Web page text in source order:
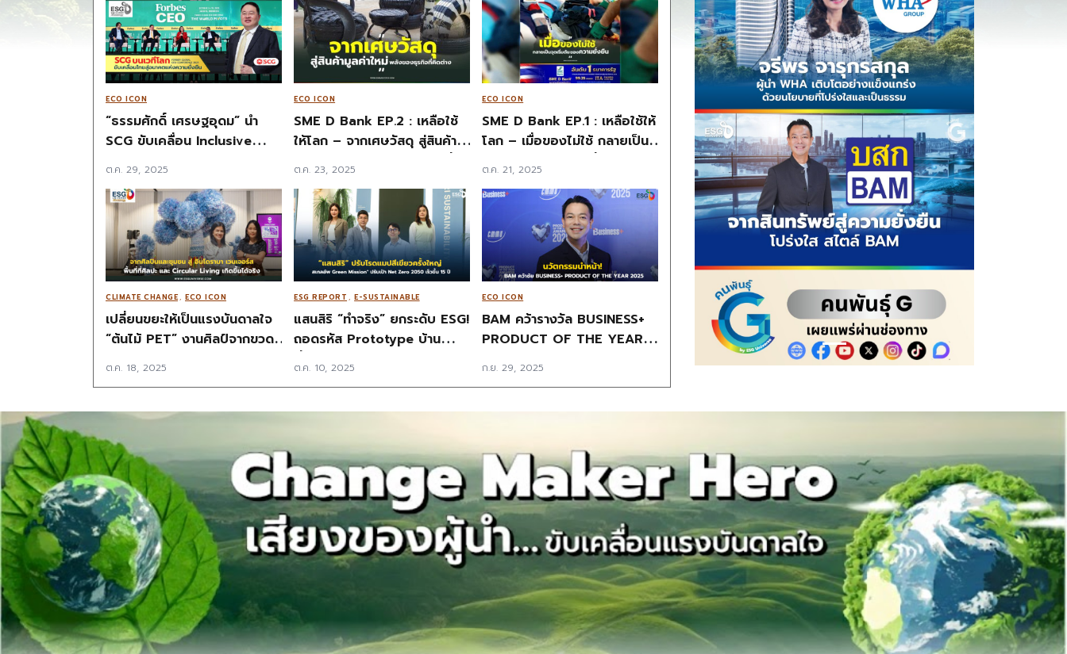
กว่า 7,200 ตัน ออกจากเกาะใน
ภาคตะวันออก
ECO ICON
“ธรรมศักดิ์ เศรษฐอุดม” นำ
SCG ขับเคลื่อน Inclusive
Conference 2025
ต.ค. 29, 2025
ECO ICON
SME D Bank EP.2 : เหลือใช้
ให้โลก – จากเศษวัสดุ สู่สินค้า
ต.ค. 23, 2025
ECO ICON
SME D Bank EP.1 : เหลือใช้ให้
โลก – เมื่อของไม่ใช้ กลายเป็น
ต.ค. 21, 2025
CLIMATE CHANGE, ECO ICON
เปลี่ยนขยะให้เป็นแรงบันดาลใจ
“ต้นไม้ PET” งานศิลป์จากขวด
ต.ค. 18, 2025
ESG REPORT , E-SUSTAINABLE
แสนสิริ “ทำจริง” ยกระดับ ESG!
ถอดรหัส Prototype บ้าน
แกน สู่ 25 โครงการทั่วไทย
ต.ค. 10, 2025
ECO ICON
BAM คว้ารางวัล BUSINESS+
PRODUCT OF THE YEAR
Application แห่งแรก!
ก.ย. 29, 2025